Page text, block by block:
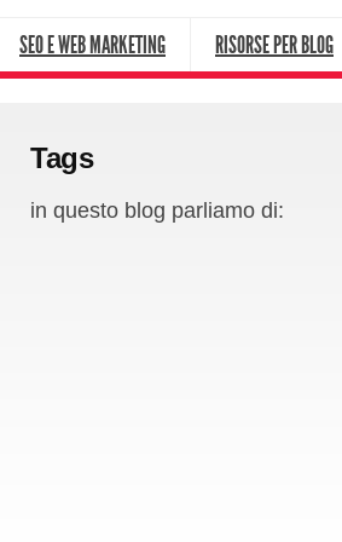
SEO E WEB MARKETING RISORSE PER BLOG
Tags
in questo blog parliamo di: